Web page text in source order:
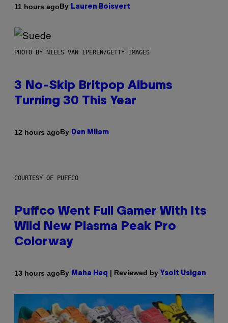
11 hours agoBy Lauren Boisvert
PHOTO BY NIELS VAN IPEREN/GETTY IMAGES
3 No-Skip Britpop Albums
Turning 30 This Year
12 hours agoBy Dan Milam
COURTESY OF PUFFCO
Puffco Went Full Gamer With Its
Wild New Plasma Peak Pro
Colorway
13 hours agoBy Maha Haq | Reviewed by Ysolt Usigan